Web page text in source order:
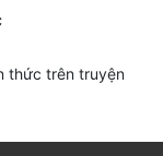
thức trên truyện